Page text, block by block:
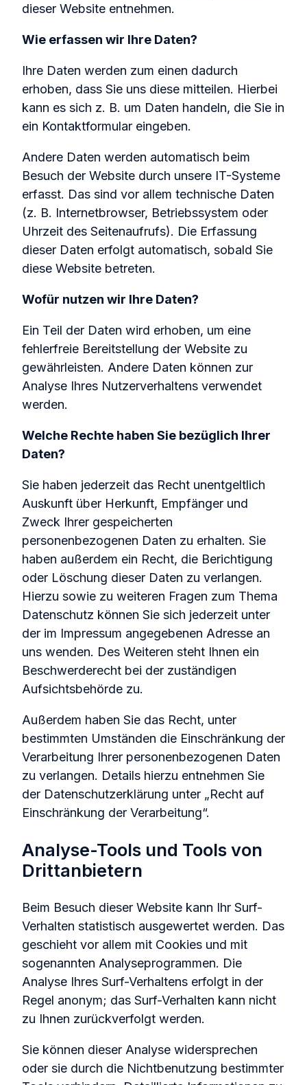
dieser Website entnehmen.
Wie erfassen wir Ihre Daten?
Ihre Daten werden zum einen dadurch
erhoben, dass Sie uns diese mitteilen. Hierbei
kann es sich z. B. um Daten handeln, die Sie in
ein Kontaktformular eingeben.
Andere Daten werden automatisch beim
Besuch der Website durch unsere IT-Systeme
erfasst. Das sind vor allem technische Daten
(z. B. Internetbrowser, Betriebssystem oder
Uhrzeit des Seitenaufrufs). Die Erfassung
dieser Daten erfolgt automatisch, sobald Sie
diese Website betreten.
Wofür nutzen wir Ihre Daten?
Ein Teil der Daten wird erhoben, um eine
fehlerfreie Bereitstellung der Website zu
gewährleisten. Andere Daten können zur
Analyse Ihres Nutzerverhaltens verwendet
werden.
Welche Rechte haben Sie bezüglich Ihrer
Daten?
Sie haben jederzeit das Recht unentgeltlich
Auskunft über Herkunft, Empfänger und
Zweck Ihrer gespeicherten
personenbezogenen Daten zu erhalten. Sie
haben außerdem ein Recht, die Berichtigung
oder Löschung dieser Daten zu verlangen.
Hierzu sowie zu weiteren Fragen zum Thema
Datenschutz können Sie sich jederzeit unter
der im Impressum angegebenen Adresse an
uns wenden. Des Weiteren steht Ihnen ein
Beschwerderecht bei der zuständigen
Aufsichtsbehörde zu.
Außerdem haben Sie das Recht, unter
bestimmten Umständen die Einschränkung der
Verarbeitung Ihrer personenbezogenen Daten
zu verlangen. Details hierzu entnehmen Sie
der Datenschutzerklärung unter „Recht auf
Einschränkung der Verarbeitung“.
Analyse-Tools und Tools von
Drittanbietern
Beim Besuch dieser Website kann Ihr Surf-
Verhalten statistisch ausgewertet werden. Das
geschieht vor allem mit Cookies und mit
sogenannten Analyseprogrammen. Die
Analyse Ihres Surf-Verhaltens erfolgt in der
Regel anonym; das Surf-Verhalten kann nicht
zu Ihnen zurückverfolgt werden.
Sie können dieser Analyse widersprechen
oder sie durch die Nichtbenutzung bestimmter